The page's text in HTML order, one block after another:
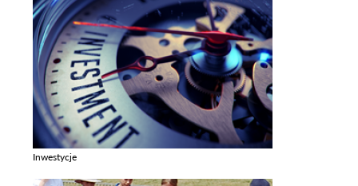
Inwestycje